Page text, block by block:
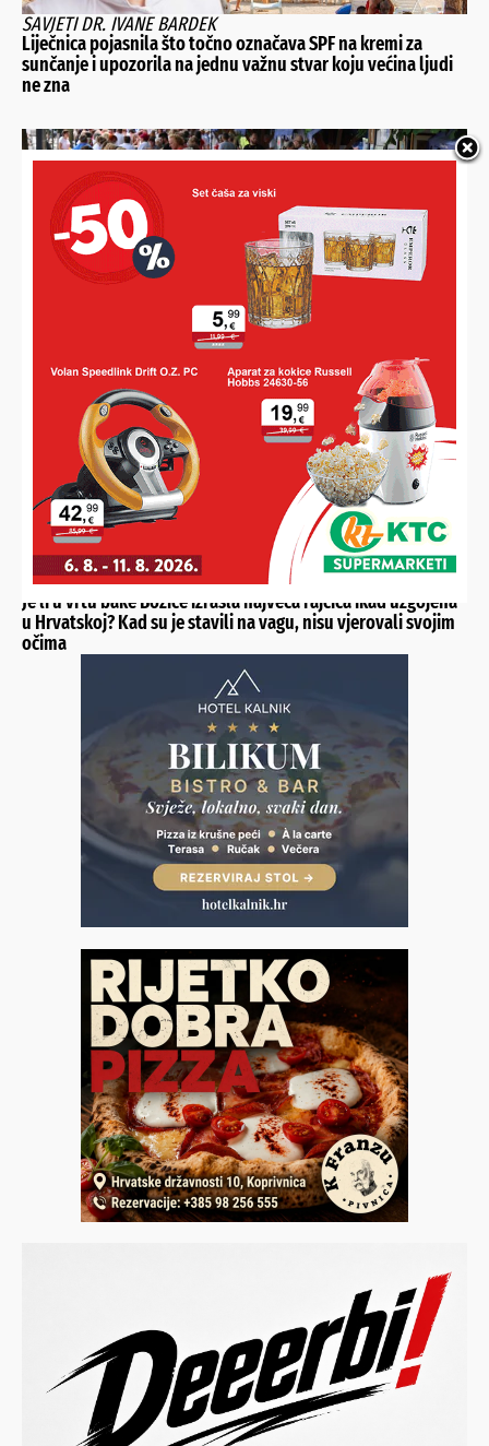
SAVJETI DR. IVANE BARDEK
Liječnica pojasnila što točno označava SPF na kremi za
sunčanje i upozorila na jednu važnu stvar koju većina ljudi
ne zna
PODRAVINA I PRIGORJE I DALJE GUBE STANOVNIŠTVO
U pojedinim mjestima duplo više umrlih od rođenih, brakovi
NEVJEROJATNA RAJČICA IZ GRABROVNICE
Je li u vrtu bake Božice izrasla najveća rajčica ikad uzgojena
u Hrvatskoj? Kad su je stavili na vagu, nisu vjerovali svojim
očima